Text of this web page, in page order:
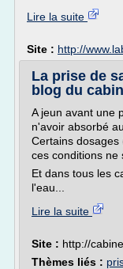
Lire la suite
Site : http://
La prise de
blog du
A jeun avant une
n'avoir absorbé
Certains
ces conditions ne
Et dans tous les
l'eau...
Lire la suite
Site : http://
Thèmes liés :